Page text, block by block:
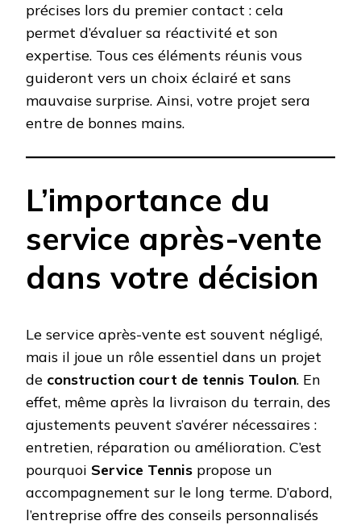
précises lors du premier contact : cela
permet d’évaluer sa réactivité et son
expertise. Tous ces éléments réunis vous
guideront vers un choix éclairé et sans
mauvaise surprise. Ainsi, votre projet sera
entre de bonnes mains.
L’importance du
service après-vente
dans votre décision
Le service après-vente est souvent négligé,
mais il joue un rôle essentiel dans un projet
de construction court de tennis Toulon. En
effet, même après la livraison du terrain, des
ajustements peuvent s’avérer nécessaires :
entretien, réparation ou amélioration. C’est
pourquoi Service Tennis propose un
accompagnement sur le long terme. D’abord,
l’entreprise offre des conseils personnalisés